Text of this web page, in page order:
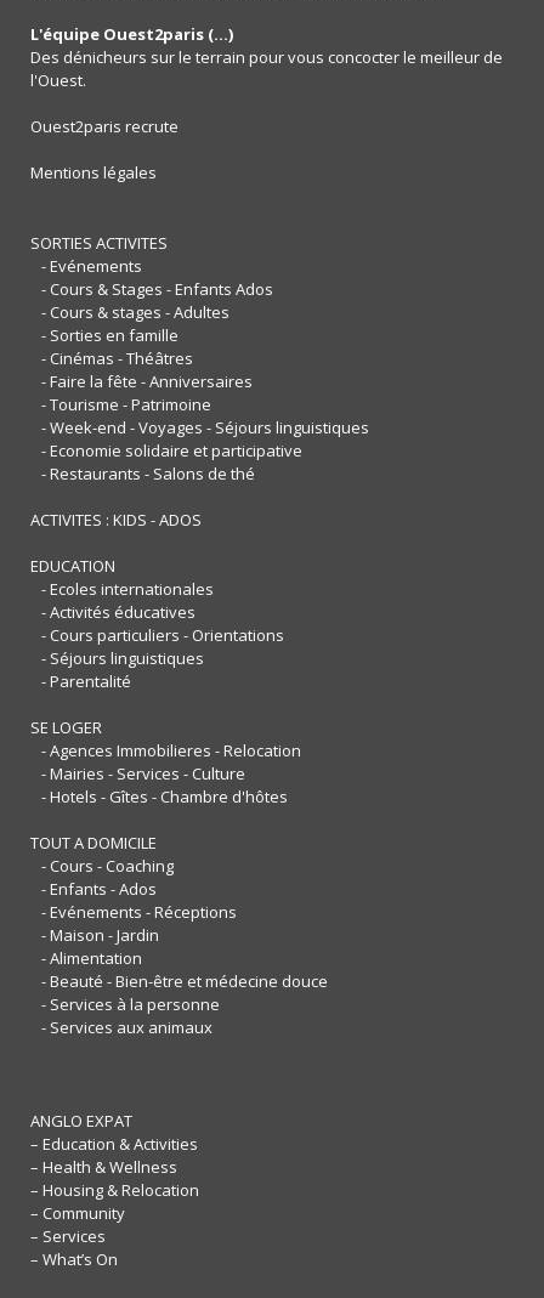
L'équipe Ouest2paris (...)
Des dénicheurs sur le terrain pour vous concocter le meilleur de
l'Ouest.
Ouest2paris recrute
Mentions légales
SORTIES ACTIVITES
- Evénements
- Cours & Stages - Enfants Ados
- Cours & stages - Adultes
- Sorties en famille
- Cinémas - Théâtres
- Faire la fête - Anniversaires
- Tourisme - Patrimoine
- Week-end - Voyages - Séjours linguistiques
- Economie solidaire et participative
- Restaurants - Salons de thé
ACTIVITES : KIDS - ADOS
EDUCATION
- Ecoles internationales
- Activités éducatives
- Cours particuliers - Orientations
- Séjours linguistiques
- Parentalité
SE LOGER
- Agences Immobilieres - Relocation
- Mairies - Services - Culture
- Hotels - Gîtes - Chambre d'hôtes
TOUT A DOMICILE
- Cours - Coaching
- Enfants - Ados
- Evénements - Réceptions
- Maison - Jardin
- Alimentation
- Beauté - Bien-être et médecine douce
- Services à la personne
- Services aux animaux
ANGLO EXPAT
– Education & Activities
– Health & Wellness
– Housing & Relocation
– Community
– Services
– What’s On